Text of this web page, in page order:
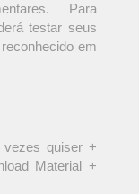
Para
testar seus
em
vezes quiser +
Material +